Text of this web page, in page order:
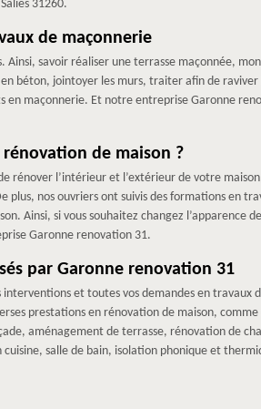
31260.
de maçonnerie
savoir réaliser une terrasse maçonnée,
béton, jointoyer les murs, traiter afin de
maçonnerie. Et notre entreprise Garonne
de maison ?
rénover l’intérieur et l’extérieur de votre
nos ouvriers ont suivis des formations en
Ainsi, si vous souhaitez changez l’apparence
Garonne renovation 31.
par Garonne renovation 31
et toutes vos demandes en travaux
prestations en rénovation de maison,
aménagement de terrasse, rénovation de
salle de bain, isolation phonique et